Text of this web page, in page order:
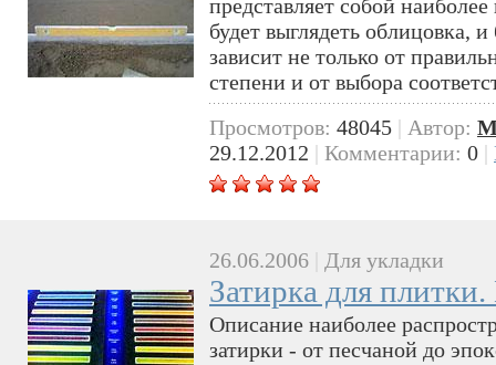
представляет собой
будет выглядеть облицовка,
зависит не только от
степени и от выбора
Просмотров: 48045 | Автор:
29.12.2012 | Комментарии: 0 |
26.06.2006 Для укладки
Затирка для
Описание наиболее
затирки - от песчаной до